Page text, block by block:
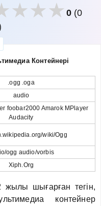
0(0
Контейнері
.ogg .oga
audio
foobar2000 Amarok MPlayer
Audacity
wiki/Ogg
ogg audio/vorbis
Xiph.Org
шығарған тегін,
контейнер